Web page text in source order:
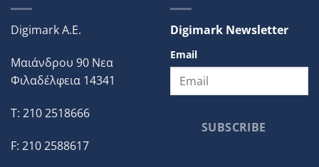
Digimark A.E.
Μαιάνδρου 90 Νεα
Φιλαδέλφεια 14341
T: 210 2518666
F: 210 2588617
Digimark Newsletter
Email
SUBSCRIBE